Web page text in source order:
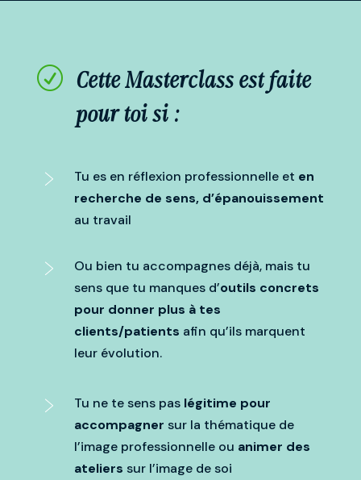
R
Cette Masterclass est faite
pour toi si :
Tu es en réflexion professionnelle et en
recherche de sens, d’épanouissement
au travail
Ou bien tu accompagnes déjà, mais tu
sens que tu manques d’outils concrets
pour donner plus à tes
clients/patients afin qu’ils marquent
leur évolution.
Tu ne te sens pas légitime pour
accompagner sur la thématique de
l’image professionnelle ou animer des
ateliers sur l’image de soi